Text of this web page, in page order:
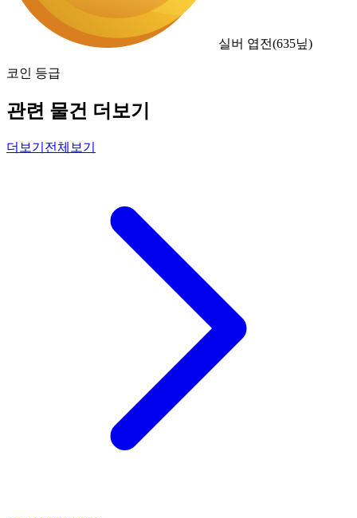
실버 엽전(635닢)
코인 등급
관련 물건 더보기
더보기 전체보기